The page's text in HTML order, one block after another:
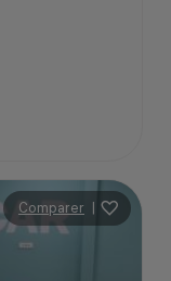
Comparer |